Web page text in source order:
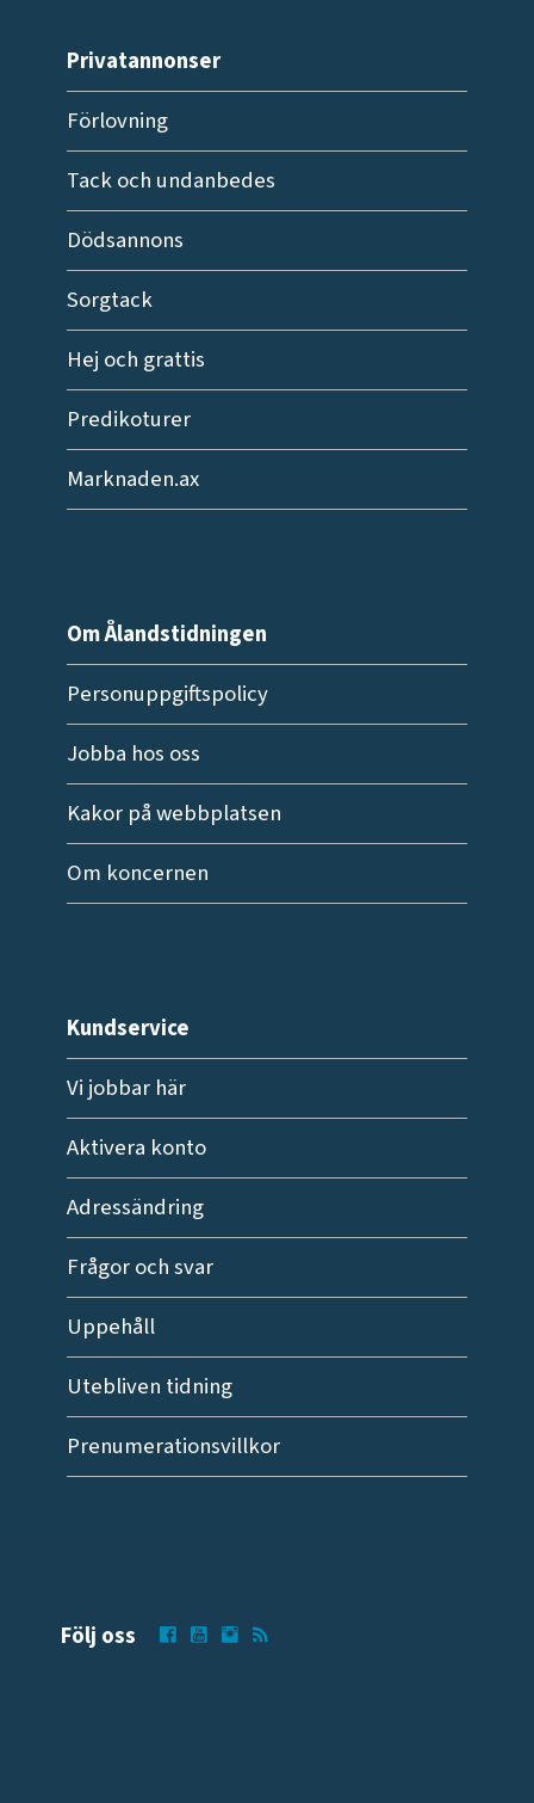
Privatannonser
Förlovning
Tack och undanbedes
Dödsannons
Sorgtack
Hej och grattis
Predikoturer
Marknaden.ax
Om Ålandstidningen
Personuppgiftspolicy
Jobba hos oss
Kakor på webbplatsen
Om koncernen
Kundservice
Vi jobbar här
Aktivera konto
Adressändring
Frågor och svar
Uppehåll
Utebliven tidning
Prenumerationsvillkor
Följ oss